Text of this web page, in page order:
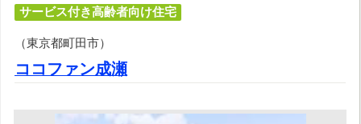
サービス付き高齢者向け住宅
（東京都町田市）
ココファン成瀬